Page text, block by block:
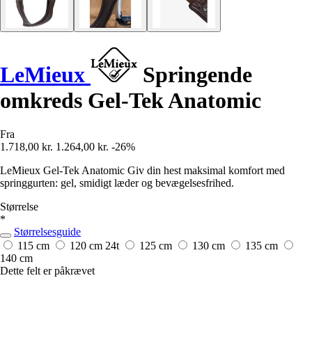
LeMieux
Springende
omkreds Gel-Tek Anatomic
Fra
1.718,00 kr. 1.264,00 kr. -26%
LeMieux Gel-Tek Anatomic Giv din hest maksimal komfort med
springgurten: gel, smidigt læder og bevægelsesfrihed.
Størrelse
*
Størrelsesguide
115 cm
120 cm 24t 125 cm 130 cm
135 cm
140 cm
Dette felt er påkrævet